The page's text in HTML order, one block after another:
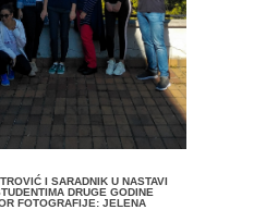
I SARADNIK U NASTAVI
DRUGE GODINE
FOTOGRAFIJE: JELENA